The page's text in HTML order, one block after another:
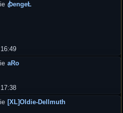
ꞗengeȽ
aRo
[XL]Oldie-Dellmuth